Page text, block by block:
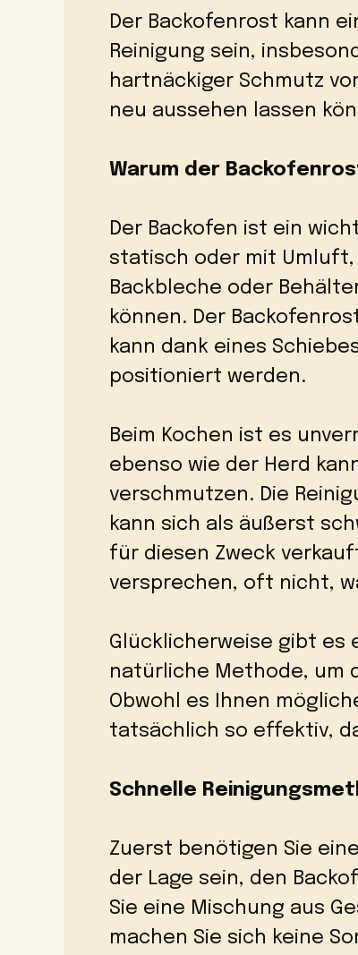
Der Backofenrost kann
Reinigung sein,
hartnäckiger Schmutz
neu aussehen lassen
Warum der
Der Backofen ist ein
statisch oder mit Umluft,
Backbleche oder
können. Der
kann dank eines
positioniert werden.
Beim Kochen ist es
ebenso wie der Herd
verschmutzen. Die
kann sich als äußerst
für diesen Zweck
versprechen, oft nicht,
Glücklicherweise gibt es
natürliche Methode, um
Obwohl es Ihnen
tatsächlich so effektiv,
Schnelle
Zuerst benötigen Sie
der Lage sein, den
Sie eine Mischung aus
machen Sie sich keine